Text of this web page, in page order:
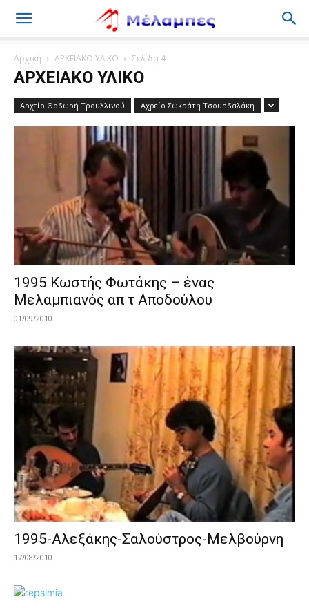
Μέλαμπες
Αρχική ΑΡΧΕΙΑΚΟ ΥΛΙΚΟ Σελίδα 4
ΑΡΧΕΙΑΚΟ ΥΛΙΚΟ
Αρχείο Θοδωρή Τρουλλινού Αχρείο Σωκράτη Τσουρδαλάκη
1995 Κωστής Φωτάκης – ένας
Μελαμπιανός απ τ Αποδούλου
01/09/2010
1995-Αλεξάκης-Σαλούστρος-Μελβούρνη
17/08/2010